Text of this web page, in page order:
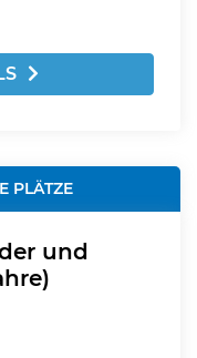
PLÄTZE
und